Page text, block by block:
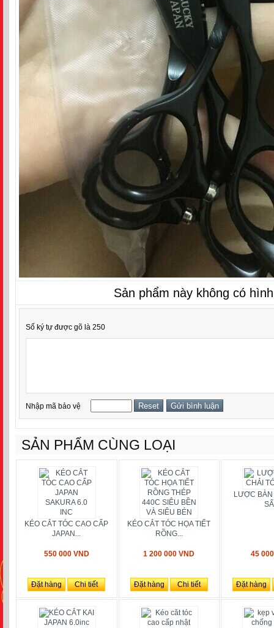
Sản phẩm này không có
Số ký tự được gõ là 250
Nhập mã bảo vệ
SẢN PHẨM CÙNG LOẠI
KÉO CẮT TÓC CAO CẤP
JAPAN...
550 000 VND
Đặt hàng Chi tiết
KÉO CẮT TÓC HỌA TIẾT
RỒNG...
1 200 000 VND
Đặt hàng Chi tiết
LƯỢC
45
Đặt hàng